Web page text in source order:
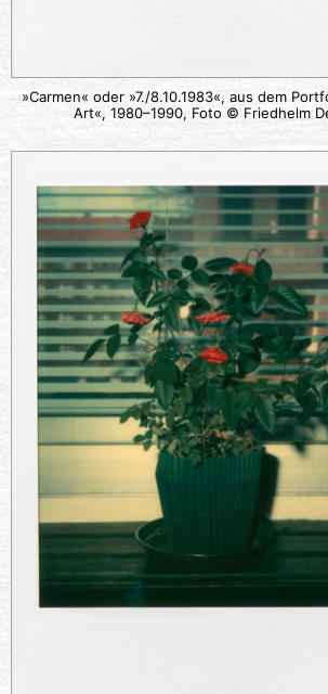
»Carmen« oder »7./8.10.1983«, aus dem
Art«, 1980–1990, Foto © Friedhelm